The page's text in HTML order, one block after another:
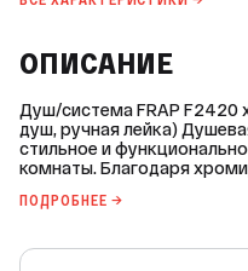
ОПИСАНИЕ
Душ/система FRAP F2420
душ, ручная лейка) Душевая система FRAP F2420 — это
стильное и
комнаты. Благодаря
любой интерьер. Основные характеристики: * Цвет корпуса
корпуса: нержавеющая
Наличие излива: есть. *
ПОДРОБНЕЕ →